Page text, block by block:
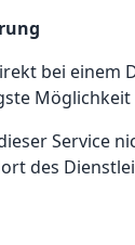
bei einem
Service
des